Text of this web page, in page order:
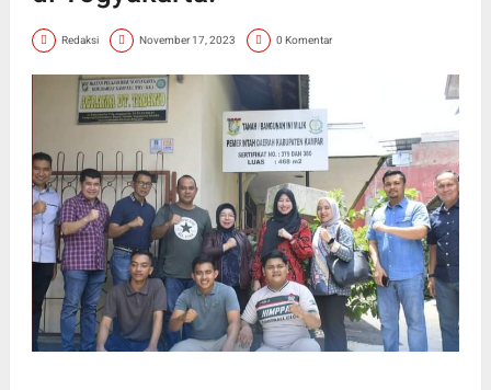
Redaksi November 17, 2023 0 Komentar